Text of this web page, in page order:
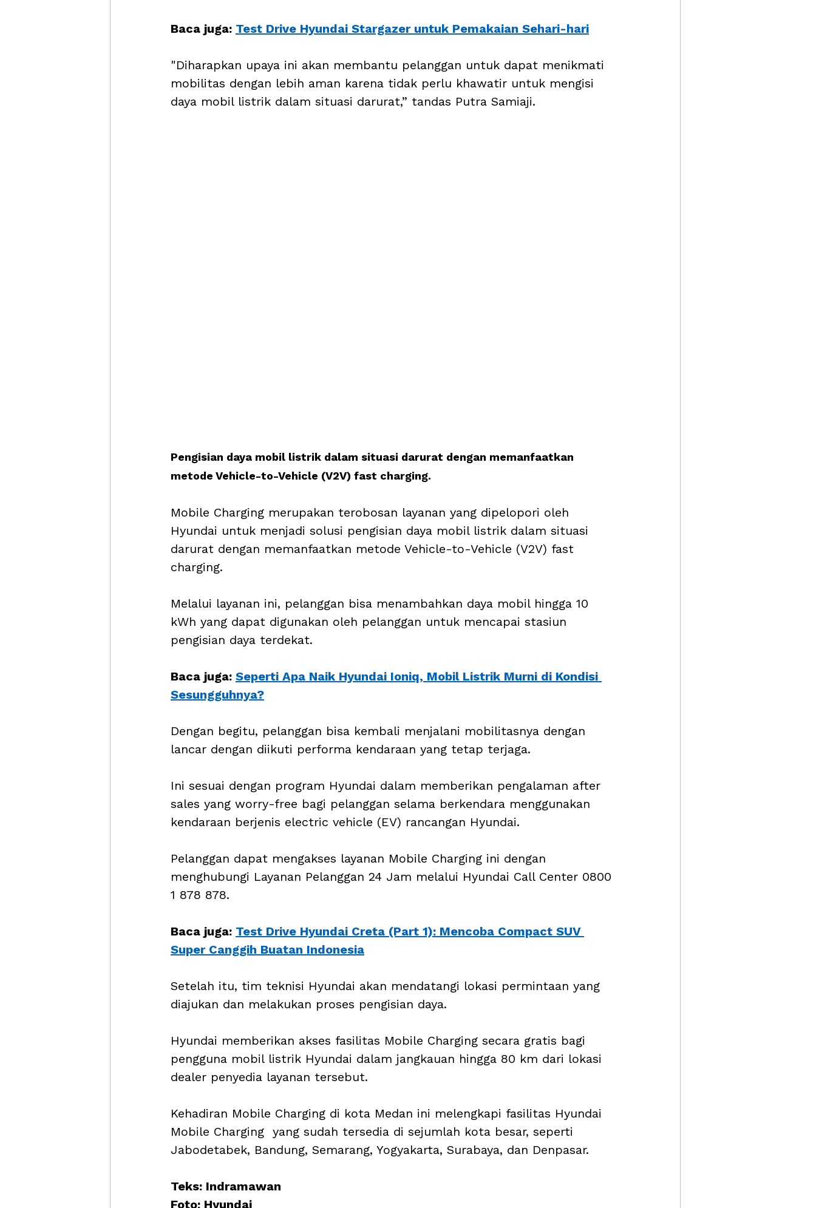
Baca juga: Test Drive Hyundai Stargazer untuk Pemakaian Sehari-hari
"Diharapkan upaya ini akan membantu pelanggan untuk dapat menikmati
mobilitas dengan lebih aman karena tidak perlu khawatir untuk mengisi
daya mobil listrik dalam situasi darurat,” tandas Putra Samiaji.
Pengisian daya mobil listrik dalam situasi darurat dengan memanfaatkan
metode Vehicle-to-Vehicle (V2V) fast charging.
Mobile Charging merupakan terobosan layanan yang dipelopori oleh
Hyundai untuk menjadi solusi pengisian daya mobil listrik dalam situasi
darurat dengan memanfaatkan metode Vehicle-to-Vehicle (V2V) fast
charging.
Melalui layanan ini, pelanggan bisa menambahkan daya mobil hingga 10
kWh yang dapat digunakan oleh pelanggan untuk mencapai stasiun
pengisian daya terdekat.
Baca juga: Seperti Apa Naik Hyundai Ioniq, Mobil Listrik Murni di Kondisi
Sesungguhnya?
Dengan begitu, pelanggan bisa kembali menjalani mobilitasnya dengan
lancar dengan diikuti performa kendaraan yang tetap terjaga.
Ini sesuai dengan program Hyundai dalam memberikan pengalaman after
sales yang worry-free bagi pelanggan selama berkendara menggunakan
kendaraan berjenis electric vehicle (EV) rancangan Hyundai.
Pelanggan dapat mengakses layanan Mobile Charging ini dengan
menghubungi Layanan Pelanggan 24 Jam melalui Hyundai Call Center 0800
1 878 878.
Baca juga: Test Drive Hyundai Creta (Part 1): Mencoba Compact SUV
Super Canggih Buatan Indonesia
Setelah itu, tim teknisi Hyundai akan mendatangi lokasi permintaan yang
diajukan dan melakukan proses pengisian daya.
Hyundai memberikan akses fasilitas Mobile Charging secara gratis bagi
pengguna mobil listrik Hyundai dalam jangkauan hingga 80 km dari lokasi
dealer penyedia layanan tersebut.
Kehadiran Mobile Charging di kota Medan ini melengkapi fasilitas Hyundai
Mobile Charging  yang sudah tersedia di sejumlah kota besar, seperti
Jabodetabek, Bandung, Semarang, Yogyakarta, Surabaya, dan Denpasar.
Teks: Indramawan
Foto: Hyundai